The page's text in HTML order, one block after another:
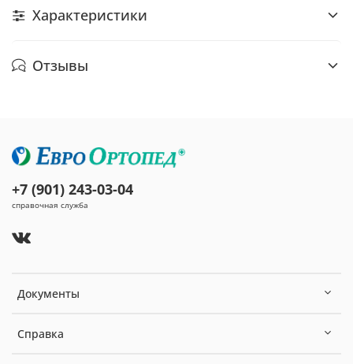
Характеристики
Отзывы
Документы
Справка
+7 (901) 243-03-04
справочная служба